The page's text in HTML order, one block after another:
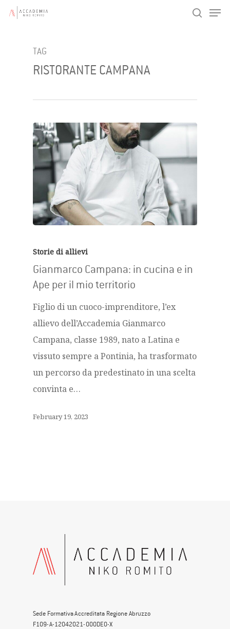
Skip
TAG
RISTORANTE CAMPANA
Storie di allievi
Gianmarco Campana: in cucina e in
Ape per il mio territorio
Figlio di un cuoco-imprenditore, l’ex
allievo dell’Accademia Gianmarco
Campana, classe 1989, nato a Latina e
vissuto sempre a Pontinia, ha trasformato
un percorso da predestinato in una scelta
convinta e…
February 19, 2023
Sede Formativa Accreditata Regione Abruzzo
F109-A-12042021-000DE0-X